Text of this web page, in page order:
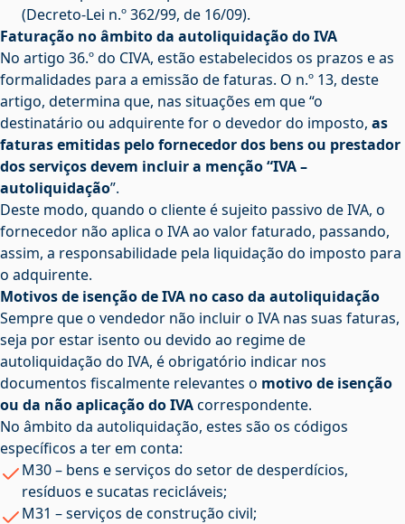
(Decreto-Lei n.º 362/99, de 16/09).
Faturação no âmbito da autoliquidação do IVA
No artigo 36.º do CIVA, estão estabelecidos os prazos e as
formalidades para a emissão de faturas. O n.º 13, deste
artigo, determina que, nas situações em que “o
destinatário ou adquirente for o devedor do imposto, as
faturas emitidas pelo fornecedor dos bens ou prestador
dos serviços devem incluir a menção “IVA –
autoliquidação”.
Deste modo, quando o cliente é sujeito passivo de IVA, o
fornecedor não aplica o IVA ao valor faturado, passando,
assim, a responsabilidade pela liquidação do imposto para
o adquirente.
Motivos de isenção de IVA no caso da autoliquidação
Sempre que o vendedor não incluir o IVA nas suas faturas,
seja por estar isento ou devido ao regime de
autoliquidação do IVA, é obrigatório indicar nos
documentos fiscalmente relevantes o motivo de isenção
ou da não aplicação do IVAcorrespondente.
No âmbito da autoliquidação, estes são os códigos
específicos a ter em conta:
M30 – bens e serviços do setor de desperdícios,
resíduos e sucatas recicláveis;
M31 – serviços de construção civil;